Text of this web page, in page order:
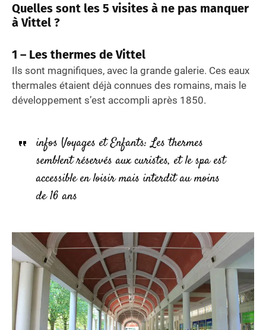
Quelles sont les 5 visites à ne pas manquer
à Vittel ?
1 – Les thermes de Vittel
Ils sont magnifiques, avec la grande galerie. Ces eaux
thermales étaient déjà connues des romains, mais le
développement s’est accompli après 1850.
infos Voyages et Enfants: Les thermes
semblent réservés aux curistes, et le spa est
accessible en loisir mais interdit au moins
de 16 ans